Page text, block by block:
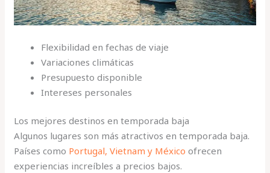
Flexibilidad en fechas de viaje
Variaciones climáticas
Presupuesto disponible
Intereses personales
Los mejores destinos en temporada baja
Algunos lugares son más atractivos en temporada baja.
Países como Portugal, Vietnam y México ofrecen
experiencias increíbles a precios bajos.